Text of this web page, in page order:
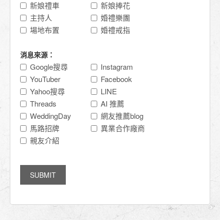
新娘禮車
新娘捧花
主持人
婚禮樂團
場地布置
婚禮戒指
消息來源：
Google搜尋
Instagram
YouTuber
Facebook
Yahoo搜尋
LINE
Threads
AI 推薦
WeddingDay
網友推薦blog
馬路招牌
異業合作廠商
親友介紹
SUBMIT